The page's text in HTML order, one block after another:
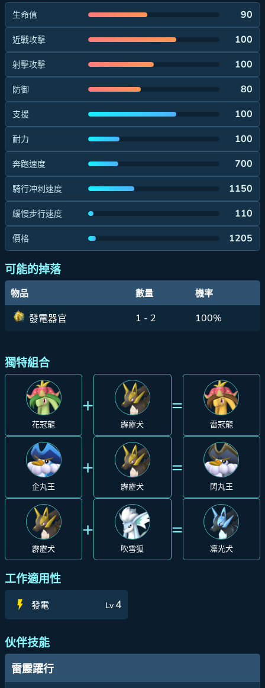
生命值 90
近戰攻擊 100
射擊攻擊 100
防御 80
支援 100
耐力 100
奔跑速度 700
騎行冲刺速度 1150
緩慢步行速度 110
價格 1205
可能的掉落
物品 數量 機率
發電器官 1 - 2 100%
獨特組合
花冠龍
+
霹靂犬
=
雷冠龍
企丸王
+
霹靂犬
=
閃丸王
霹靂犬
+
吹雪狐
=
凜光犬
工作適用性
發電 Lv4
伙伴技能
雷靂躍行